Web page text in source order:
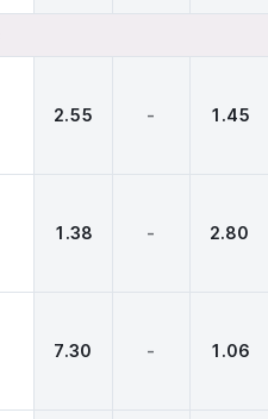
2.55 - 1.45
1.38 - 2.80
7.30 - 1.06